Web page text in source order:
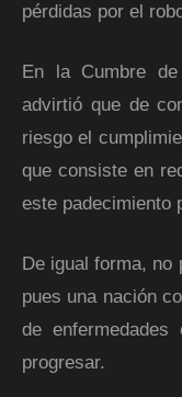
pérdidas por el
En la Cumbre
advirtió que de
riesgo el
que consiste en
este padecimiento
De igual forma, no
pues una nación
de enfermedades
progresar.